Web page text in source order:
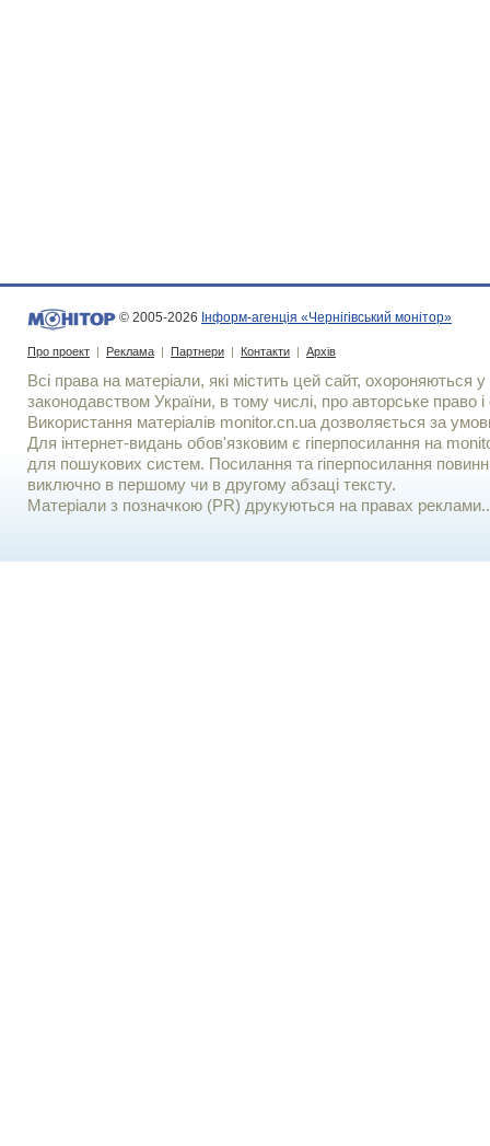
© 2005-2026 Інформ-агенція «Чернігівський монітор»
Про проект | Реклама | Партнери | Контакти | Архів
Всі права на матеріали, які містить цей сайт, охороняються у
законодавством України, в тому числі, про авторське право і
Використання матерiалiв monitor.cn.ua дозволяється за
Для iнтернет-видань обов'язковим є гiперпосилання на
для пошукових систем. Посилання та гіперпосилання
виключно в першому чи в другому абзаці тексту.
Матеріали з позначкою (PR) друкуються на правах реклами..